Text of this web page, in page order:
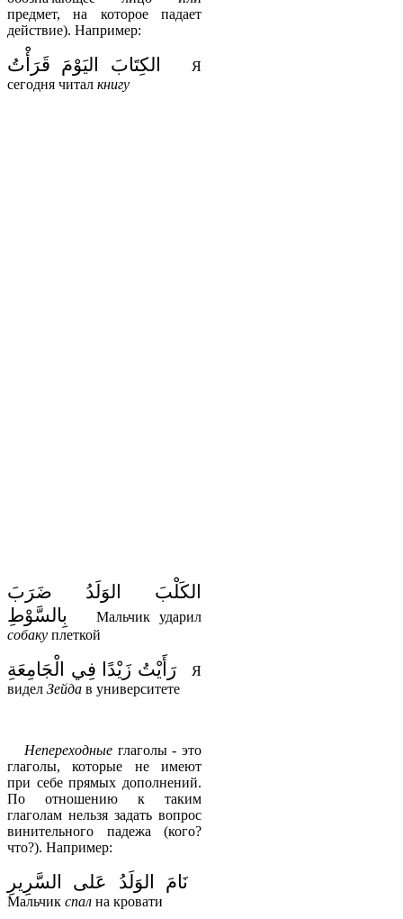
предмет, на которое падает
действие). Например:
قَرَأْتُ اليَوْمَ الكِتَابَ
Я
сегодня читал книгу
ضَرَبَ الوَلَدُ
الكَلْبَ
بِالسَّوْطِ
Мальчик ударил
собаку плеткой
رَأَيْتُ زَيْدًا فِي الْجَامِعَةِЯ
видел Зейда в университете
Непереходныеглаголы - это
глаголы, которые не имеют
при себе прямых дополнений.
По отношению к таким
глаголам нельзя задать вопрос
винительного падежа (кого?
что?). Например:
نَامَ الوَلَدُ عَلى السَّرِيرِ
Мальчик спал на кровати